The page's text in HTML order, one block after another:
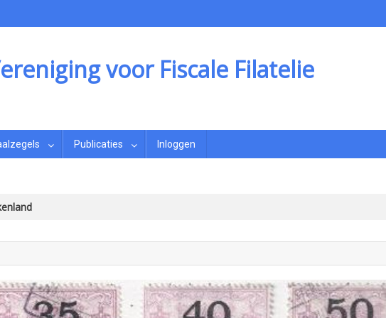
voor Fiscale Filatelie
Publicaties Inloggen